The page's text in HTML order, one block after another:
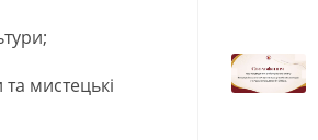
мистецькі